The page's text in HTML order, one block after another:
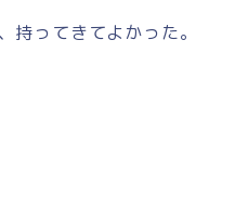
持ってきてよかった。